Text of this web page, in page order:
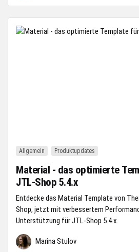
Allgemein Produktupdates
Material - das optimierte
JTL-Shop 5.4.x
Entdecke das Material Template von
Shop, jetzt mit verbessertem
Unterstützung für JTL-Shop 5.4.x.
Marina Stulov